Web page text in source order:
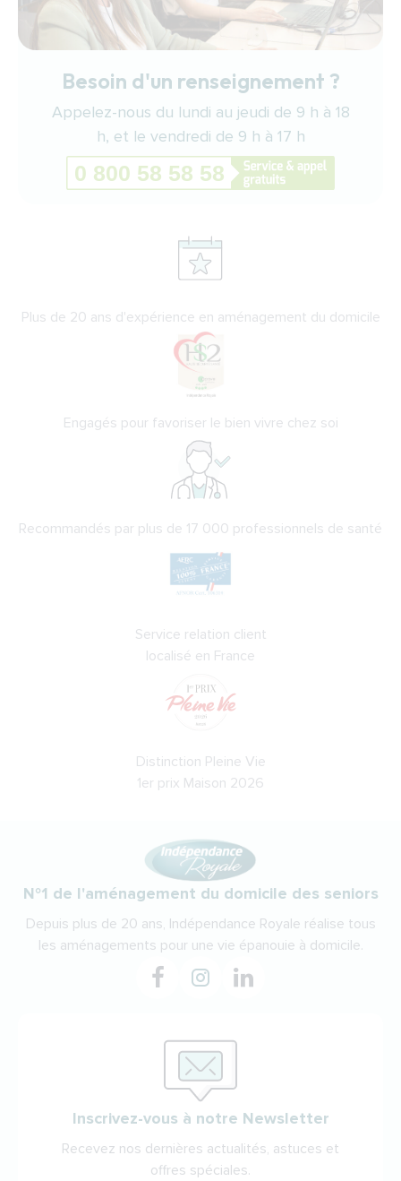
Besoin d'un renseignement ?
Appelez-nous du lundi au jeudi de 9 h à 18
h, et le vendredi de 9 h à 17 h
Plus de 20 ans d'expérience en aménagement du domicile
Engagés pour favoriser le bien vivre chez soi
Recommandés par plus de 17 000 professionnels de santé
Service relation client
localisé en France
Distinction Pleine Vie
1er prix Maison 2026
N°1 de l'aménagement du domicile des seniors
Depuis plus de 20 ans, Indépendance Royale réalise tous
les aménagements pour une vie épanouie à domicile.
Inscrivez-vous à notre Newsletter
Recevez nos dernières actualités, astuces et
offres spéciales.